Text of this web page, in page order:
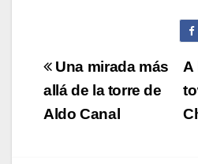
Navigazione
articoli
A
Una mirada más
allá de la torre de
Aldo Canal